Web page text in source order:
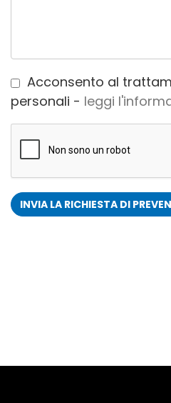
Privacy*
Acconsento al
personali - leggi